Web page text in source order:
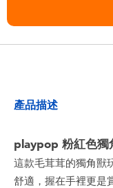
產品描述
playpop 粉紅色獨
這款毛茸茸的獨角獸
舒適，握在手裡更是